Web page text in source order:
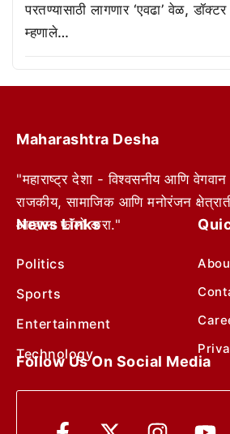
परतण्यासाठी लागणार ‘एवढा’ वेळ, डॉक्टर
म्हणाले…
Maharashtra Desha
"महाराष्ट्र देशा - विश्वसनीय आणि वेगवान
राजकीय, सामाजिक आणि मनोरंजन
आम्हाला फॉलो करा."
News Links
Politics
Sports
Entertainment
Technology
Follow Us On Social Media